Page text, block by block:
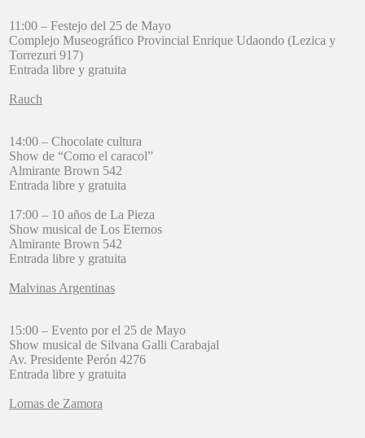
11:00 – Festejo del 25 de Mayo
Complejo Museográfico Provincial Enrique Udaondo (Lezica y
Torrezuri 917)
Entrada libre y gratuita
Rauch
14:00 – Chocolate cultura
Show de “Como el caracol”
Almirante Brown 542
Entrada libre y gratuita
17:00 – 10 años de La Pieza
Show musical de Los Eternos
Almirante Brown 542
Entrada libre y gratuita
Malvinas Argentinas
15:00 – Evento por el 25 de Mayo
Show musical de Silvana Galli Carabajal
Av. Presidente Perón 4276
Entrada libre y gratuita
Lomas de Zamora